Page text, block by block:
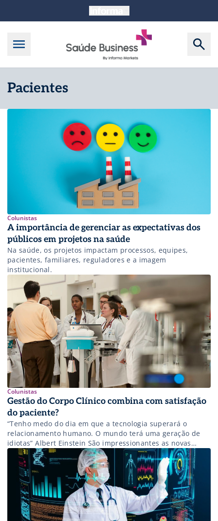
Pacientes
Colunistas
A importância de gerenciar as expectativas dos
públicos em projetos na saúde
Na saúde, os projetos impactam processos, equipes,
pacientes, familiares, reguladores e a imagem
institucional.
Colunistas
Gestão do Corpo Clínico combina com satisfação
do paciente?
“Tenho medo do dia em que a tecnologia superará o
relacionamento humano. O mundo terá uma geração de
idiotas” Albert Einstein São impressionantes as novas
ferramentas criadas para o aperfeiçoamento da gestão
clínica. Modelos de acompanhamento e aferição de
desempenho associadas a análises de indicadores vêm
sendo implantados em grandes hospitais com frequência
cada vez […]